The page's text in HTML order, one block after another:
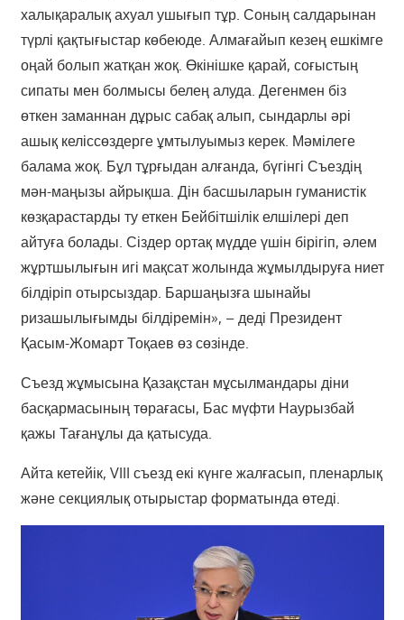
халықаралық ахуал ушығып тұр. Соның салдарынан
түрлі қақтығыстар көбеюде. Алмағайып кезең ешкімге
оңай болып жатқан жоқ. Өкінішке қарай, соғыстың
сипаты мен болмысы белең алуда. Дегенмен біз
өткен заманнан дұрыс сабақ алып, сындарлы әрі
ашық келіссөздерге ұмтылуымыз керек. Мәмілеге
балама жоқ. Бұл тұрғыдан алғанда, бүгінгі Съездің
мән-маңызы айрықша. Дін басшыларын гуманистік
көзқарастарды ту еткен Бейбітшілік елшілері деп
айтуға болады. Сіздер ортақ мүдде үшін бірігіп, әлем
жұртшылығын игі мақсат жолында жұмылдыруға ниет
білдіріп отырсыздар. Баршаңызға шынайы
ризашылығымды білдіремін», – деді Президент
Қасым-Жомарт Тоқаев өз сөзінде.
Съезд жұмысына Қазақстан мұсылмандары діни
басқармасының төрағасы, Бас мүфти Наурызбай
қажы Тағанұлы да қатысуда.
Айта кетейік, VIII съезд екі күнге жалғасып, пленарлық
және секциялық отырыстар форматында өтеді.